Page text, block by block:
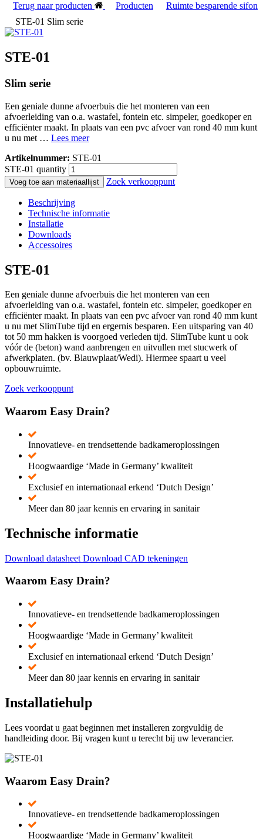
Terug naar producten Producten
Ruimte besparende sifon
STE-01 Slim serie
STE-01
Slim serie
Een geniale dunne afvoerbuis die het monteren van een
afvoerleiding van o.a. wastafel, fontein etc. simpeler, goedkoper en
efficiënter maakt. In plaats van een pvc afvoer van rond 40 mm kunt
u nu met … Lees meer
Artikelnummer: STE-01
STE-01 quantity
Voeg toe aan materiaallijst Zoek verkooppunt
Beschrijving
Technische informatie
Installatie
Downloads
Accessoires
STE-01
Een geniale dunne afvoerbuis die het monteren van een
afvoerleiding van o.a. wastafel, fontein etc. simpeler, goedkoper en
efficiënter maakt. In plaats van een pvc afvoer van rond 40 mm kunt
u nu met SlimTube tijd en ergernis besparen. Een uitsparing van 40
tot 50 mm hakken is voorgoed verleden tijd. SlimTube kunt u ook
vóór de (beton) wand aanbrengen en uitvullen met stucwerk of
afwerkplaten. (bv. Blauwplaat/Wedi). Hiermee spaart u veel
opbouwruimte.
Zoek verkooppunt
Waarom Easy Drain?
Innovatieve- en trendsettende badkameroplossingen
Hoogwaardige ‘Made in Germany’ kwaliteit
Exclusief en internationaal erkend ‘Dutch Design’
Meer dan 80 jaar kennis en ervaring in sanitair
Technische informatie
Download datasheet Download CAD tekeningen
Waarom Easy Drain?
Innovatieve- en trendsettende badkameroplossingen
Hoogwaardige ‘Made in Germany’ kwaliteit
Exclusief en internationaal erkend ‘Dutch Design’
Meer dan 80 jaar kennis en ervaring in sanitair
Installatiehulp
Lees voordat u gaat beginnen met installeren zorgvuldig de
handleiding door. Bij vragen kunt u terecht bij uw leverancier.
Waarom Easy Drain?
Innovatieve- en trendsettende badkameroplossingen
Hoogwaardige ‘Made in Germany’ kwaliteit